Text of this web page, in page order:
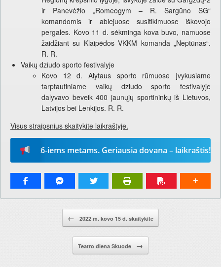
ir Panevėžio „Romeogym – R. Sargūno SG“
komandomis ir abiejuose susitikimuose iškovojo
pergales. Kovo 11 d. sėkminga kova buvo, namuose
žaidžiant su Klaipėdos VKKM komanda „Neptūnas“.
R. R.
Vaikų dziudo sporto festivalyje
Kovo 12 d. Alytaus sporto rūmuose įvykusiame
tarptautiniame vaikų dziudo sporto festivalyje
dalyvavo beveik 400 jaunųjų sportininkų iš Lietuvos,
Latvijos bei Lenkijos. R. R.
Visus straipsnius skaitykite laikraštyje.
2026-iems metams. Geriausia dovana – laikraštis!
← 2022 m. kovo 15 d. skaitykite
Teatro diena Skuode →